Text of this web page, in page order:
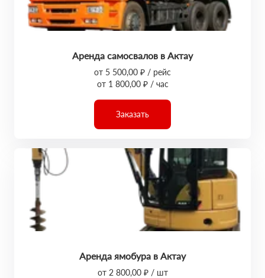
Аренда самосвалов в Актау
от 5 500,00 ₽ / рейс
от 1 800,00 ₽ / час
Заказать
Аренда ямобура в Актау
от 2 800,00 ₽ / шт